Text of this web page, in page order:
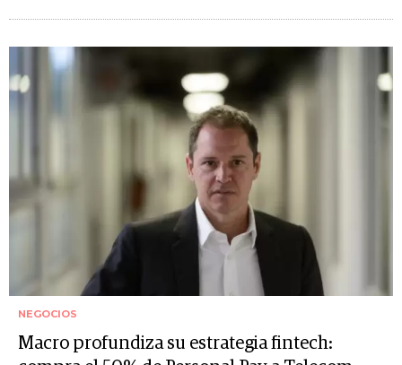
NEGOCIOS
Macro profundiza su estrategia fintech: